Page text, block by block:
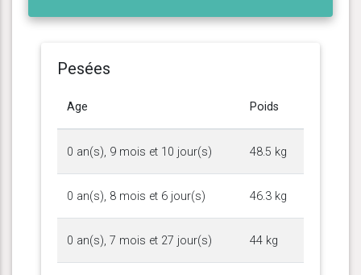
Pesées
Age Poids
0 an(s), 9 mois et 10 jour(s) 48.5 kg
0 an(s), 8 mois et 6 jour(s) 46.3 kg
0 an(s), 7 mois et 27 jour(s) 44 kg